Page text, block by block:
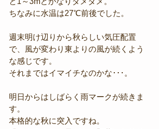
ちなみに水温は27℃前後でした。
週末明け辺りから秋らしい気圧配置
で、風が変わり東よりの風が続くよう
な感じです。
それまではイマイチなのかな･･･。
明日からはしばらく雨マークが続きま
す。
本格的な秋に突入ですね。